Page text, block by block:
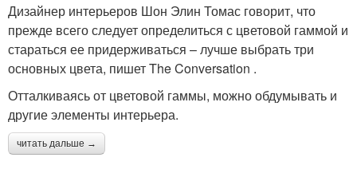
Дизайнер интерьеров Шон Элин Томас говорит, что
прежде всего следует определиться с цветовой гаммой и
стараться ее придерживаться – лучше выбрать три
основных цвета, пишет The Conversation .
Отталкиваясь от цветовой гаммы, можно обдумывать и
другие элементы интерьера.
читать дальше →